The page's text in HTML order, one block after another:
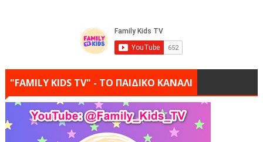
"FAMILY KIDS TV" - ΤΟ ΠΑΙΔΙΚΟ ΚΑΝΑΛΙ